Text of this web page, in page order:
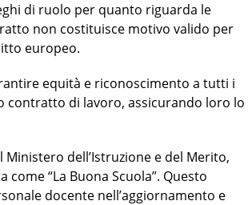
di ruolo per quanto riguarda le
non costituisce motivo valido per
europeo.
equità e riconoscimento a tutti i
contratto di lavoro, assicurando loro lo
Ministero dell’Istruzione e del Merito,
“La Buona Scuola”. Questo
docente nell’aggiornamento e